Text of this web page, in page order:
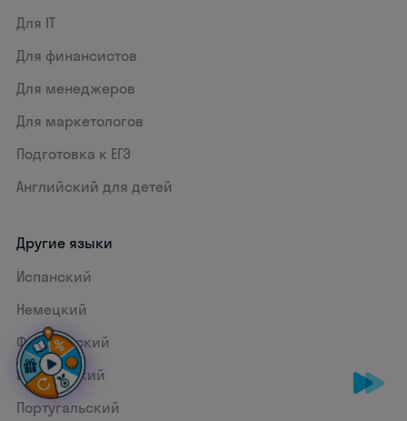
Для IT
Для финансистов
Для менеджеров
Для маркетологов
Подготовка к ЕГЭ
Английский для детей
Другие языки
Испанский
Немецкий
Французский
Итальянский
Португальский